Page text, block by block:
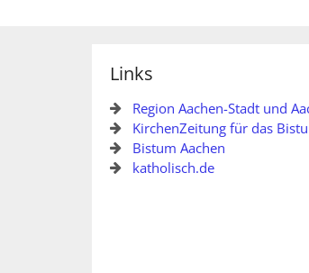
Links
Region Aachen-Stadt und
KirchenZeitung für das
Bistum Aachen
katholisch.de